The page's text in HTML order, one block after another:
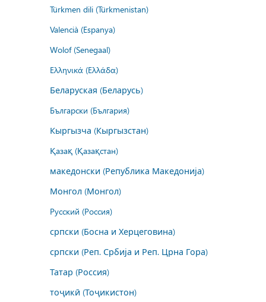
Türkmen dili (Türkmenistan)
Valencià (Espanya)
Wolof (Senegaal)
Ελληνικά (Ελλάδα)
Беларуская (Беларусь)
Български (България)
Кыргызча (Кыргызстан)
Қазақ (Қазақстан)
македонски (Република Македонија)
Монгол (Монгол)
Русский (Россия)
српски (Босна и Херцеговина)
српски (Реп. Србија и Реп. Црна Гора)
Татар (Россия)
тоҷикӣ (Тоҷикистон)